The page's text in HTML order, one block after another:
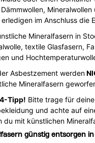
Mineralwollen
im Anschluss die
Mineralfasern in
textile Glasfasern,
und
Asbestzement werden
Mineralfasern
Tipp! Bitte trage für
und achte auf
du mit künstlichen
günstig entsorgen